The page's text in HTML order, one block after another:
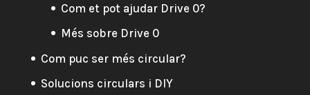
Com et pot ajudar Drive 0?
Més sobre Drive 0
Com puc ser més circular?
Solucions circulars i DIY